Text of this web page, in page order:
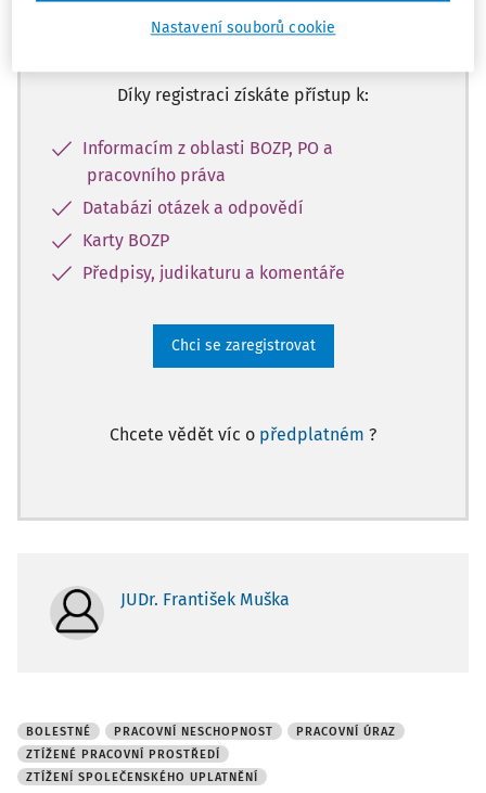
Zaregistrujte se a získejte přístup k
obsahu na 14 dní zdarma
Díky registraci získáte přístup k:
Informacím z oblasti BOZP, PO a
pracovního práva
Databázi otázek a odpovědí
Karty BOZP
Předpisy, judikaturu a komentáře
Chci se zaregistrovat
Chcete vědět víc o předplatném ?
JUDr. František Muška
BOLESTNÉ PRACOVNÍ NESCHOPNOST
PRACOVNÍ ÚRAZ
ZTÍŽENÉ PRACOVNÍ PROSTŘEDÍ
ZTÍŽENÍ SPOLEČENSKÉHO UPLATNĚNÍ
Nastavení souborů cookie